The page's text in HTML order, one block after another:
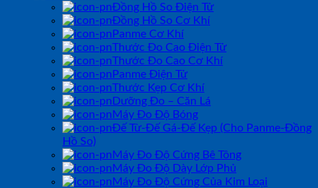
Đồng Hồ So Điện Tử
Đồng Hồ So Cơ Khí
Panme Cơ Khí
Thước Đo Cao Điện Tử
Thước Đo Cao Cơ Khí
Panme Điện Tử
Thước Kẹp Cơ Khí
Dưỡng Đo – Căn Lá
Máy Đo Độ Bóng
Đế Từ-Đế Gá-Đế Kẹp (Cho Panme-Đồng
Hồ So)
Máy Đo Độ Cứng Bê Tông
Máy Đo Độ Dày Lớp Phủ
Máy Đo Độ Cứng Của Kim Loại